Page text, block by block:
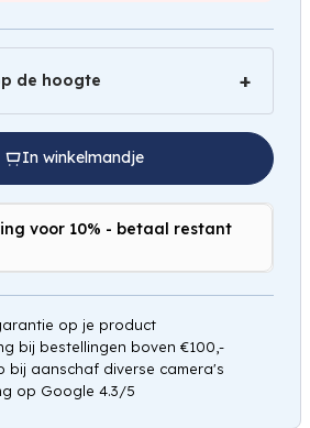
de hoogte
mij op de hoogte
In winkelmandje
voor 10% - betaal restant
op je product
bij bestellingen boven €100,-
bij aanschaf diverse camera's
op Google 4.3/5